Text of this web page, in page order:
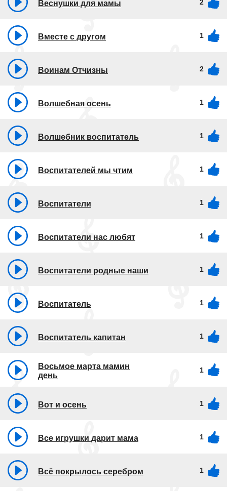
Веснушки для мамы 2
Вместе с другом 1
Воинам Отчизны 2
Волшебная осень 1
Волшебник воспитатель 1
Воспитателей мы чтим 1
Воспитатели 1
Воспитатели нас любят 1
Воспитатели родные наши 1
Воспитатель 1
Воспитатель капитан 1
Восьмое марта мамин
день
1
Вот и осень 1
Все игрушки дарит мама 1
Всё покрылось серебром 1